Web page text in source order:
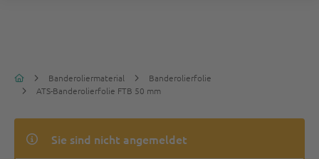
Banderoliermaterial
Banderolierfolie
ATS-Banderolierfolie FTB 50 mm
Sie sind nicht angemeldet